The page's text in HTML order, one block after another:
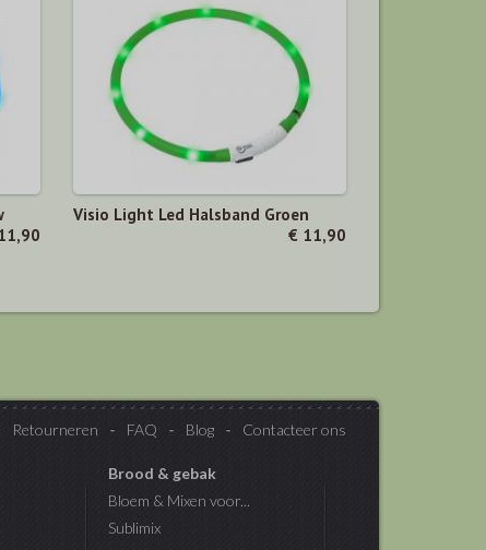
Visio Light Led Halsband Groen
€ 11,90
Retourneren FAQ Blog Contacteer ons
Brood & gebak
Bloem & Mixen voor...
Sublimix